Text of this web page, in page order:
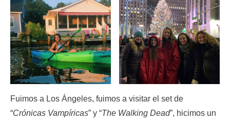
Fuimos a Los Ángeles, fuimos a visitar el set de
“Crónicas Vampíricas” y “The Walking Dead”, hicimos un